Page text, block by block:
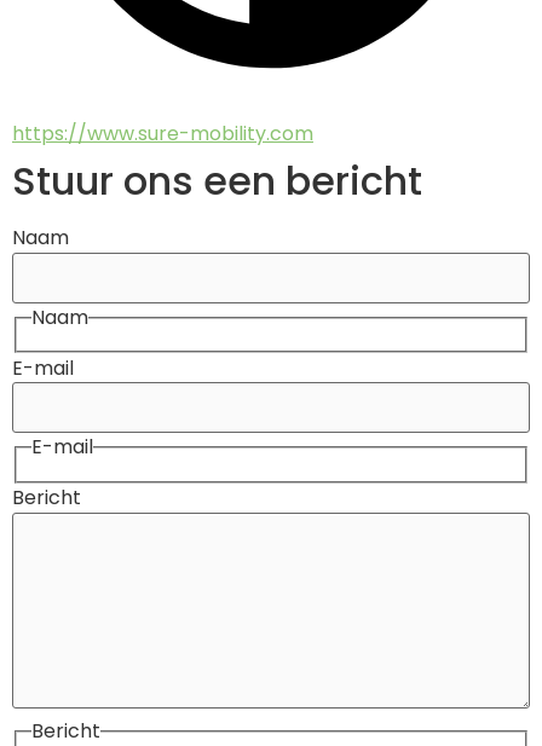
https://www.sure-mobility.com
Stuur ons een bericht
Naam
Naam
E-mail
E-mail
Bericht
Bericht